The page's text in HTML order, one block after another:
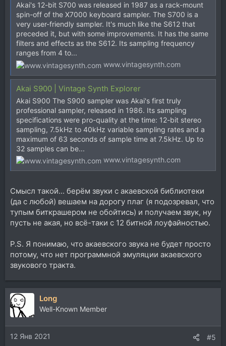
Akai's 12-bit S700 was released in 1987 as a rack-mount
spin-off of the X7000 keyboard sampler. The S700 is a
very user-friendly sampler. It's much like the S612 that
preceded it, but with some improvements. It has the same
filters and effects as the S612. Its sampling frequency
ranges from 4 to...
www.vintagesynth.com
Akai S900 | Vintage Synth Explorer
Akai S900 The S900 sampler was Akai's first truly
professional sampler, released in 1986. Its sampling
specifications were pro-quality at the time: 12-bit stereo
sampling, 7.5kHz to 40kHz variable sampling rates and a
maximum of 63 seconds of sample time at 7.5kHz. Up to
32 samples can be...
www.vintagesynth.com
Смысл такой... берём звуки с акаевской библиотеки
(да с любой) вешаем на дорогу плаг (я подозревал, что
тупым биткрашером не обойтись) и получаем звук, ну
пусть не акая, но всё-таки с 12 битной лоуфайностью.
P.S. Я понимаю, что акаевского звука не будет просто
потому, что нет программной эмуляции акаевского
звукового тракта.
Long
Well-Known Member
12 Янв 2021 #5